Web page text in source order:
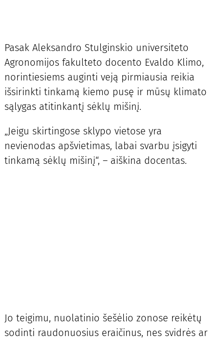
Pasak Aleksandro Stulginskio universiteto
Agronomijos fakulteto docento Evaldo Klimo,
norintiesiems auginti veją pirmiausia reikia
išsirinkti tinkamą kiemo pusę ir mūsų klimato
sąlygas atitinkantį sėklų mišinį.
„Jeigu skirtingose sklypo vietose yra
nevienodas apšvietimas, labai svarbu įsigyti
tinkamą sėklų mišinį“, – aiškina docentas.
Jo teigimu, nuolatinio šešėlio zonose reikėtų
sodinti raudonuosius eraičinus, nes svidrės ar